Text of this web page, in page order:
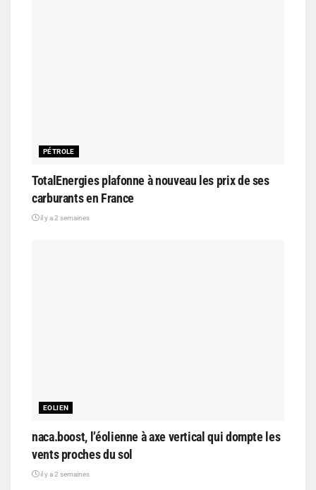
PÉTROLE
TotalEnergies plafonne à nouveau les prix de ses
carburants en France
il y a 2 semaines
EOLIEN
naca.boost, l’éolienne à axe vertical qui dompte les
vents proches du sol
il y a 2 semaines